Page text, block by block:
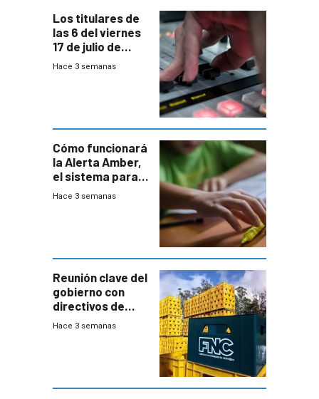
Los titulares de
las 6 del viernes
17 de julio de
2026
Hace 3 semanas
Cómo funcionará
la Alerta Amber,
el sistema para
la búsqueda
Hace 3 semanas
Reunión clave del
gobierno con
directivos de
Fábricas
Hace 3 semanas